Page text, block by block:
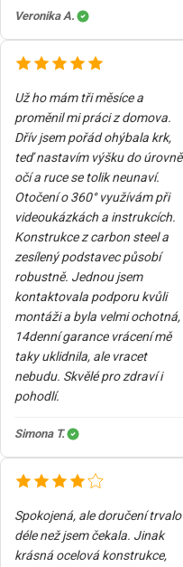
Veronika A.
Už ho mám tři měsíce a
proměnil mi práci z domova.
Dřív jsem pořád ohýbala krk,
teď nastavím výšku do úrovně
očí a ruce se tolik neunaví.
Otočení o 360° využívám při
videoukázkách a instrukcích.
Konstrukce z carbon steel a
zesílený podstavec působí
robustně. Jednou jsem
kontaktovala podporu kvůli
montáži a byla velmi ochotná,
14denní garance vrácení mě
taky uklidnila, ale vracet
nebudu. Skvělé pro zdraví i
pohodlí.
Simona T.
Spokojená, ale doručení trvalo
déle než jsem čekala. Jinak
krásná ocelová konstrukce,